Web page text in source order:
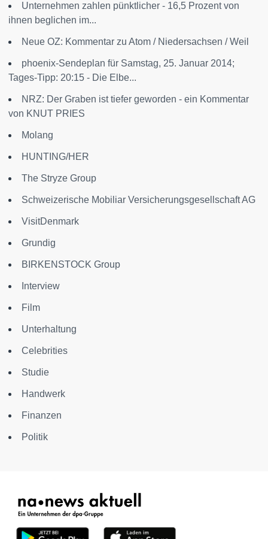
Unternehmen zahlen pünktlicher - 16,5 Prozent von
ihnen beglichen im...
Neue OZ: Kommentar zu Atom / Niedersachsen / Weil
phoenix-Sendeplan für Samstag, 25. Januar 2014;
Tages-Tipp: 20:15 - Die Elbe...
NRZ: Der Graben ist tiefer geworden - ein Kommentar
von KNUT PRIES
Molang
HUNTING/HER
The Stryze Group
Schweizerische Mobiliar Versicherungsgesellschaft AG
VisitDenmark
Grundig
BIRKENSTOCK Group
Interview
Film
Unterhaltung
Celebrities
Studie
Handwerk
Finanzen
Politik